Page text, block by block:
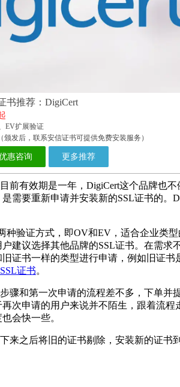
书推荐：DigiCert
EV扩展验证
颁发后，联系安信证书可提供免费安装服务）
惠咨询 更多推荐
目前有效期是一年，DigiCert这个品牌也
需要重新申请并安装新的SSL证书的。
种验证方式，即OV和EV，适合企业类
建议选择其他品牌的SSL证书。在需求
证书一样的类型进行申请，例如旧证书
证书。
骤和第一次申请的流程差不多，下单并
次申请的用户来说并不陌生，跟着流程
会快一些。
来之后将旧的证书剔除，安装新的证书